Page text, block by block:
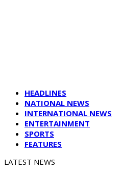
HEADLINES
NATIONAL NEWS
INTERNATIONAL NEWS
ENTERTAINMENT
SPORTS
FEATURES
LATEST NEWS